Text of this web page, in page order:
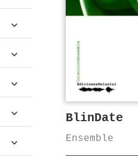
BlinDate
Ensemble